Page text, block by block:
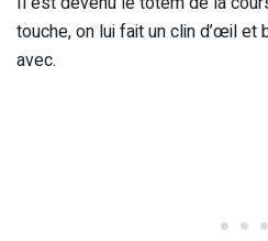
touche, on lui fait un clin d’œil et
avec.